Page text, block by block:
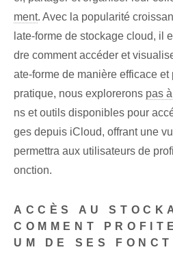
ment. Avec la popularité
late-forme de stockage cloud, il
dre comment accéder et
ate-forme de manière efficace
pratique, nous explorerons pas
ns et outils disponibles pour
ges depuis iCloud, offrant une
permettra aux utilisateurs de
onction.
ACCÈS AU
COMMENT
UM DE SES